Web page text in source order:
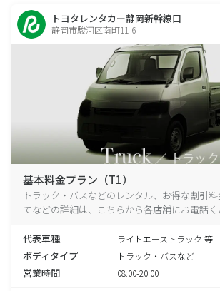
トヨタレンタカー静岡新幹線口
静岡市駿河区南町11-6
基本料金プラン（T1）
トラック・バスなどのレンタル、お得な割引
てなどの詳細は、こちらから各店舗にお電話く
代表車種 ライトエーストラック 等
ボディタイプ トラック・バスなど
営業時間 08:00-20:00